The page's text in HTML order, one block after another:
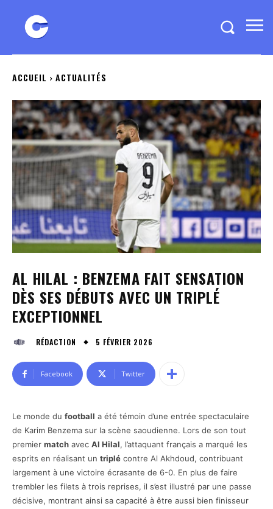
ACCUEIL ACTUALITÉS
AL HILAL : BENZEMA FAIT SENSATION
DÈS SES DÉBUTS AVEC UN TRIPLÉ
EXCEPTIONNEL
RÉDACTION 5 FÉVRIER 2026
Facebook Twitter
Le monde du football a été témoin d’une entrée spectaculaire
de Karim Benzema sur la scène saoudienne. Lors de son tout
premier match avec Al Hilal, l’attaquant français a marqué les
esprits en réalisant un triplé contre Al Akhdoud, contribuant
largement à une victoire écrasante de 6-0. En plus de faire
trembler les filets à trois reprises, il s’est illustré par une passe
décisive, montrant ainsi sa capacité à être aussi bien finisseur